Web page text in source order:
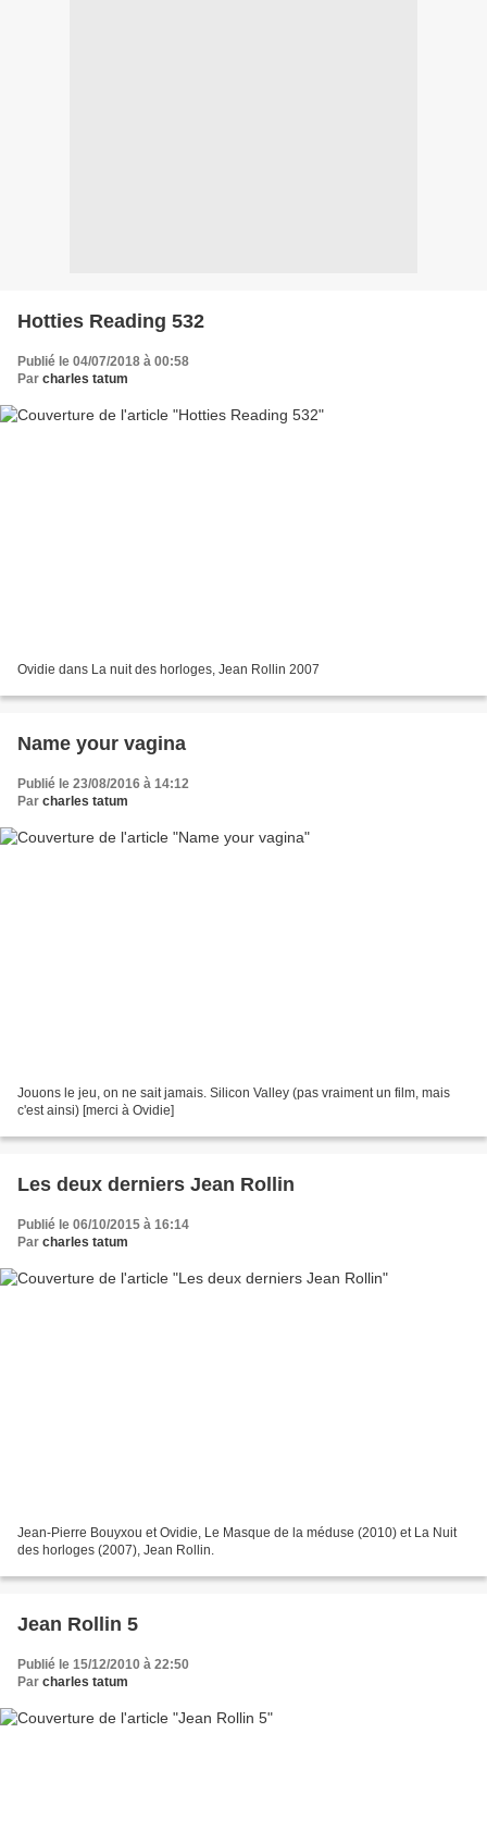
Hotties Reading 532
Publié le 04/07/2018 à 00:58
Par charles tatum
Ovidie dans La nuit des horloges, Jean Rollin 2007
Name your vagina
Publié le 23/08/2016 à 14:12
Par charles tatum
Jouons le jeu, on ne sait jamais. Silicon Valley (pas vraiment un film, mais
c'est ainsi) [merci à Ovidie]
Les deux derniers Jean Rollin
Publié le 06/10/2015 à 16:14
Par charles tatum
Jean-Pierre Bouyxou et Ovidie, Le Masque de la méduse (2010) et La Nuit
des horloges (2007), Jean Rollin.
Jean Rollin 5
Publié le 15/12/2010 à 22:50
Par charles tatum